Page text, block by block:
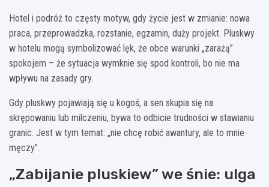
Hotel i podróż to częsty motyw, gdy życie jest w zmianie: nowa
praca, przeprowadzka, rozstanie, egzamin, duży projekt. Pluskwy
w hotelu mogą symbolizować lęk, że obce warunki „zarażą”
spokojem – że sytuacja wymknie się spod kontroli, bo nie ma
wpływu na zasady gry.
Gdy pluskwy pojawiają się u kogoś, a sen skupia się na
skrępowaniu lub milczeniu, bywa to odbicie trudności w stawianiu
granic. Jest w tym temat: „nie chcę robić awantury, ale to mnie
męczy”.
„Zabijanie pluskiew” we śnie: ulga